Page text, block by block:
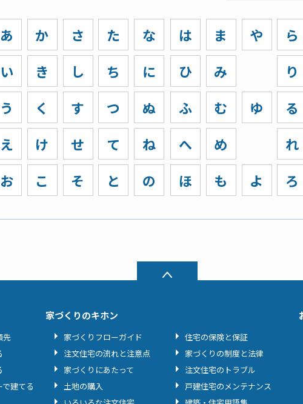
あ
い
う
え
お
か
き
く
け
こ
さ
し
す
せ
そ
た
ち
つ
て
と
な
に
ぬ
ね
の
は
ひ
ふ
へ
ほ
ま
み
む
め
も
や
ゆ
よ
ら
り
る
れ
ろ
先
建てる
家づくりのキホン
家づくりフローガイド
注文住宅の流れと注意点
家づくりにあたって
土地の購入
住宅の保険と保証
家づくりの制度と法律
注文住宅のトラブル
戸建住宅のメンテナンス